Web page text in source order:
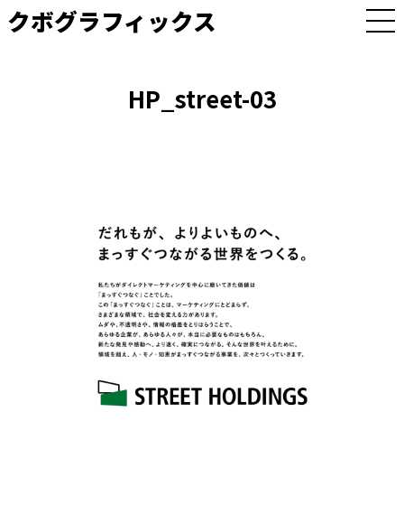
クボグラフィックス
M
E
HP_street-03